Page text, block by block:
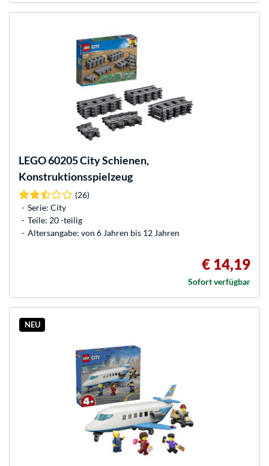
LEGO60205 City Schienen,
Konstruktionsspielzeug
(26)
Serie: City
Teile: 20 -teilig
Altersangabe: von 6 Jahren bis 12 Jahren
€ 14,19
Sofort verfügbar
NEU